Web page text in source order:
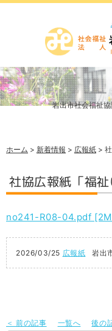
岩出市社会福祉
ホーム > 新着情報 > 広報紙 >
社協広報紙「福
no241-R08-04.pdf
2026/03/25 広報紙 岩出
＜ 前の記事 一覧へ 後の